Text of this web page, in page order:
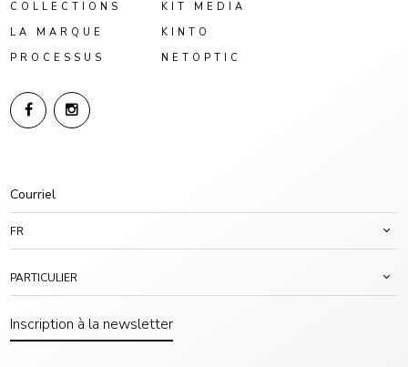
COLLECTIONS
LA MARQUE
PROCESSUS
KIT MEDIA
KINTO
NETOPTIC
FR
PARTICULIER
Inscription à la newsletter